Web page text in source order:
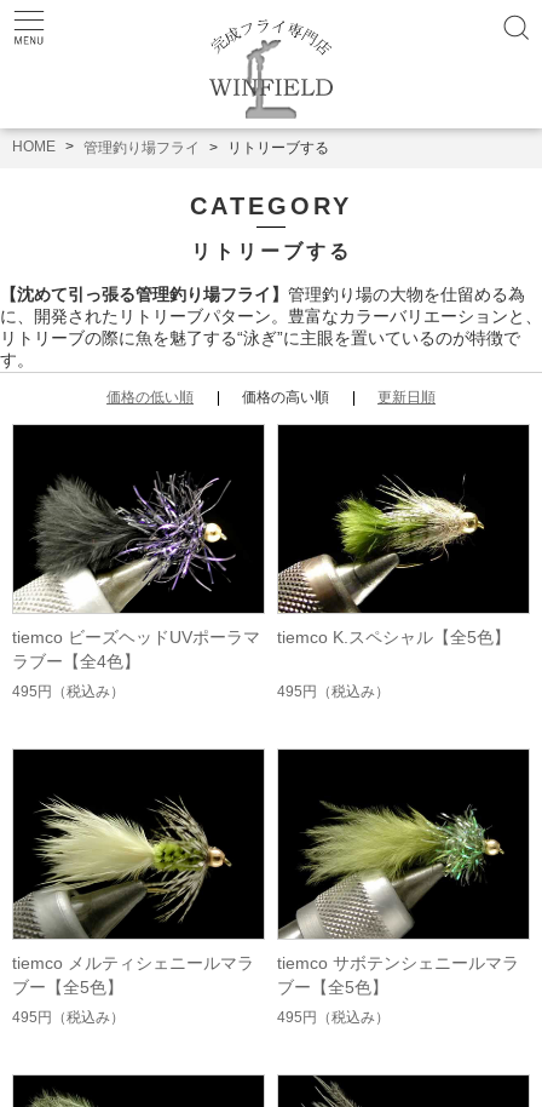
HOME 管理釣り場フライ リトリーブする
CATEGORY
リトリーブする
【沈めて引っ張る管理釣り場フライ】 管理釣り場の大物を仕留める為
に、開発されたリトリーブパターン。豊富なカラーバリエーションと、
リトリーブの際に魚を魅了する“泳ぎ”に主眼を置いているのが特徴で
す。
価格の低い順 価格の高い順 更新日順
tiemco ビーズヘッドUVポーラマ
ラブー【全4色】
495円 （税込み）
tiemco K.スペシャル【全5色】
495円 （税込み）
tiemco メルティシェニールマラ
ブー【全5色】
495円 （税込み）
tiemco サボテンシェニールマラ
ブー【全5色】
495円 （税込み）